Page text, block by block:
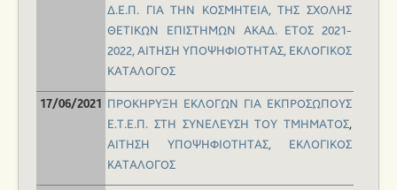
Δ.Ε.Π. ΓΙΑ ΤΗΝ ΚΟΣΜΗΤΕΙΑ, ΤΗΣ ΣΧΟΛΗΣ
ΘΕΤΙΚΩΝ ΕΠΙΣΤΗΜΩΝ ΑΚΑΔ. ΕΤΟΣ 2021-
2022,ΑΙΤΗΣΗ ΥΠΟΨΗΦΙΟΤΗΤΑΣ, ΕΚΛΟΓΙΚΟΣ
ΚΑΤΑΛΟΓΟΣ
17/06/2021
ΠΡΟΚΗΡΥΞΗ ΕΚΛΟΓΩΝ ΓΙΑ ΕΚΠΡΟΣΩΠΟΥΣ
Ε.Τ.Ε.Π. ΣΤΗ ΣΥΝΕΛΕΥΣΗ ΤΟΥ ΤΜΗΜΑΤΟΣ,
ΑΙΤΗΣΗ ΥΠΟΨΗΦΙΟΤΗΤΑΣ, ΕΚΛΟΓΙΚΟΣ
ΚΑΤΑΛΟΓΟΣ